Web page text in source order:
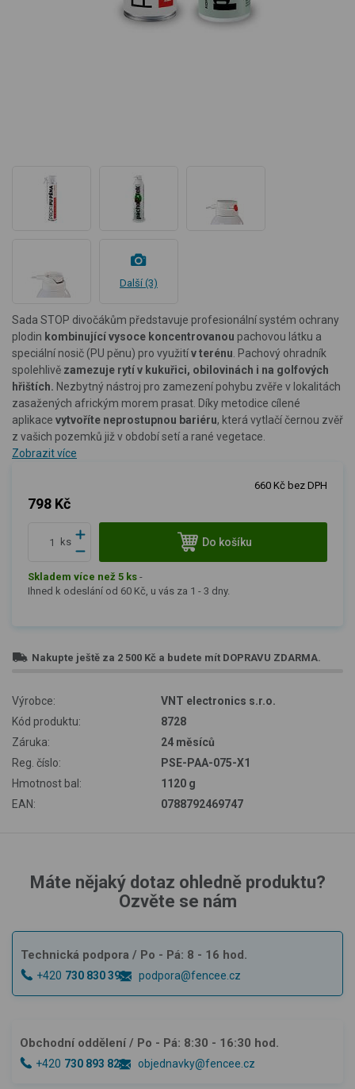
Další (3)
Sada STOP divočákům představuje profesionální systém ochrany
plodin kombinující vysoce koncentrovanou pachovou látku a
speciální nosič (PU pěnu) pro využitív terénu . Pachový ohradník
spolehlivě zamezuje rytí v kukuřici, obilovinách i na golfových
hřištích. Nezbytný nástroj pro zamezení pohybu zvěře v lokalitách
zasažených africkým morem prasat. Díky metodice cílené
aplikace vytvoříte neprostupnou bariéru, která vytlačí černou zvěř
z vašich pozemků již v období setí a rané vegetace.
Zobrazit více
798 Kč
660 Kč bez DPH
ks Do košíku
Skladem více než 5 ks -
Ihned k odeslání od 60 Kč, u vás za 1 - 3 dny.
Nakupte ještě za 2 500 Kč a budete mít DOPRAVU ZDARMA.
Výrobce:
VNT electronics s.r.o.
Kód produktu:
8728
Záruka:
24 měsíců
Reg. číslo:
PSE-PAA-075-X1
Hmotnost bal:
1120 g
EAN:
0788792469747
Máte nějaký dotaz ohledně produktu?
Ozvěte se nám
Technická podpora / Po - Pá: 8 - 16 hod.
+420 730 830 393 podpora@fencee.cz
Obchodní oddělení / Po - Pá: 8:30 - 16:30 hod.
+420 730 893 828 objednavky@fencee.cz